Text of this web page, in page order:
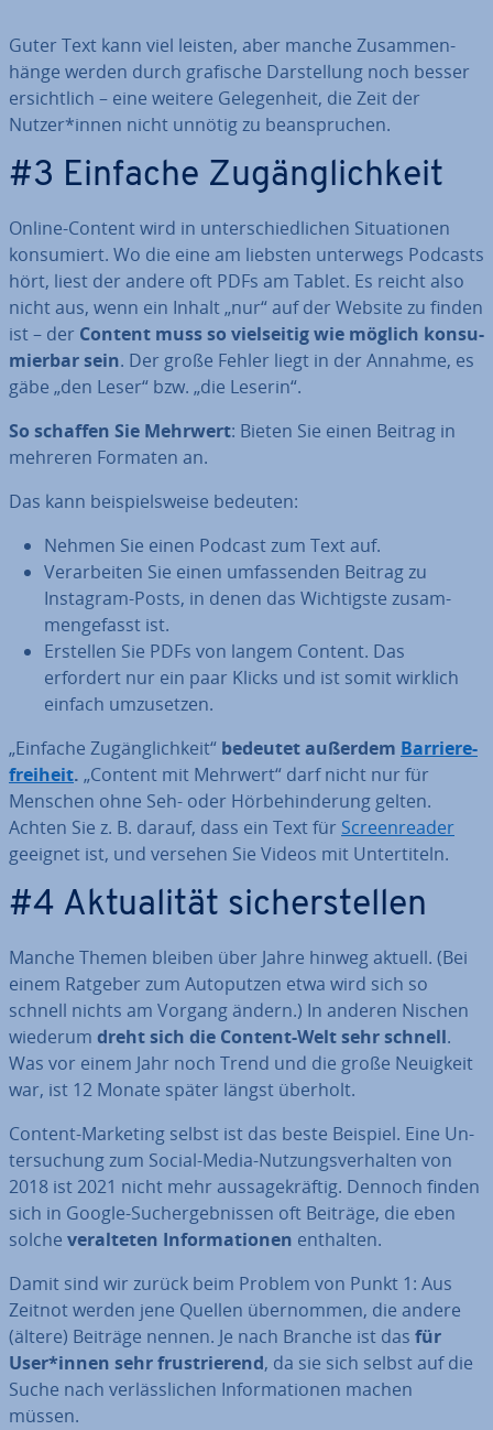
Guter Text kann viel leisten, aber manche Zu­sam­men­
hän­ge werden durch grafische Dar­stel­lung noch besser
er­sicht­lich – eine weitere Ge­le­gen­heit, die Zeit der
Nutzer*innen nicht unnötig zu be­an­spru­chen.
#3 Einfache Zu­gäng­lich­keit
Online-Content wird in un­ter­schied­li­chen Si­tua­tio­nen
kon­su­miert. Wo die eine am liebsten unterwegs Podcasts
hört, liest der andere oft PDFs am Tablet. Es reicht also
nicht aus, wenn ein Inhalt „nur“ auf der Website zu finden
ist – der Content muss so viel­sei­tig wie möglich kon­su­
mier­bar sein. Der große Fehler liegt in der Annahme, es
gäbe „den Leser“ bzw. „die Leserin“.
So schaffen Sie Mehrwert: Bieten Sie einen Beitrag in
mehreren Formaten an.
Das kann bei­spiels­wei­se bedeuten:
Nehmen Sie einen Podcast zum Text auf.
Ver­ar­bei­ten Sie einen um­fas­sen­den Beitrag zu
Instagram-Posts, in denen das Wich­tigs­te zu­sam­
men­ge­fasst ist.
Erstellen Sie PDFs von langem Content. Das
erfordert nur ein paar Klicks und ist somit wirklich
einfach um­zu­set­zen.
„Einfache Zu­gäng­lich­keit“ bedeutet außerdem Bar­rie­re­
frei­heit. „Content mit Mehrwert“ darf nicht nur für
Menschen ohne Seh- oder Hör­be­hin­de­rung gelten.
Achten Sie z. B. darauf, dass ein Text für Screen­rea­der
geeignet ist, und versehen Sie Videos mit Un­ter­ti­teln.
#4 Ak­tua­li­tät si­cher­stel­len
Manche Themen bleiben über Jahre hinweg aktuell. (Bei
einem Ratgeber zum Au­to­put­zen etwa wird sich so
schnell nichts am Vorgang ändern.) In anderen Nischen
wiederum dreht sich die Content-Welt sehr schnell.
Was vor einem Jahr noch Trend und die große Neuigkeit
war, ist 12 Monate später längst überholt.
Content-Marketing selbst ist das beste Beispiel. Eine Un­
ter­su­chung zum Social-Media-Nut­zungs­ver­hal­ten von
2018 ist 2021 nicht mehr aus­sa­ge­kräf­tig. Dennoch finden
sich in Google-Such­ergeb­nis­sen oft Beiträge, die eben
solche ver­al­te­ten In­for­ma­tio­nen enthalten.
Damit sind wir zurück beim Problem von Punkt 1: Aus
Zeitnot werden jene Quellen über­nom­men, die andere
(ältere) Beiträge nennen. Je nach Branche ist das für
User*innen sehr frus­trie­rend, da sie sich selbst auf die
Suche nach ver­läss­li­chen In­for­ma­tio­nen machen
müssen.